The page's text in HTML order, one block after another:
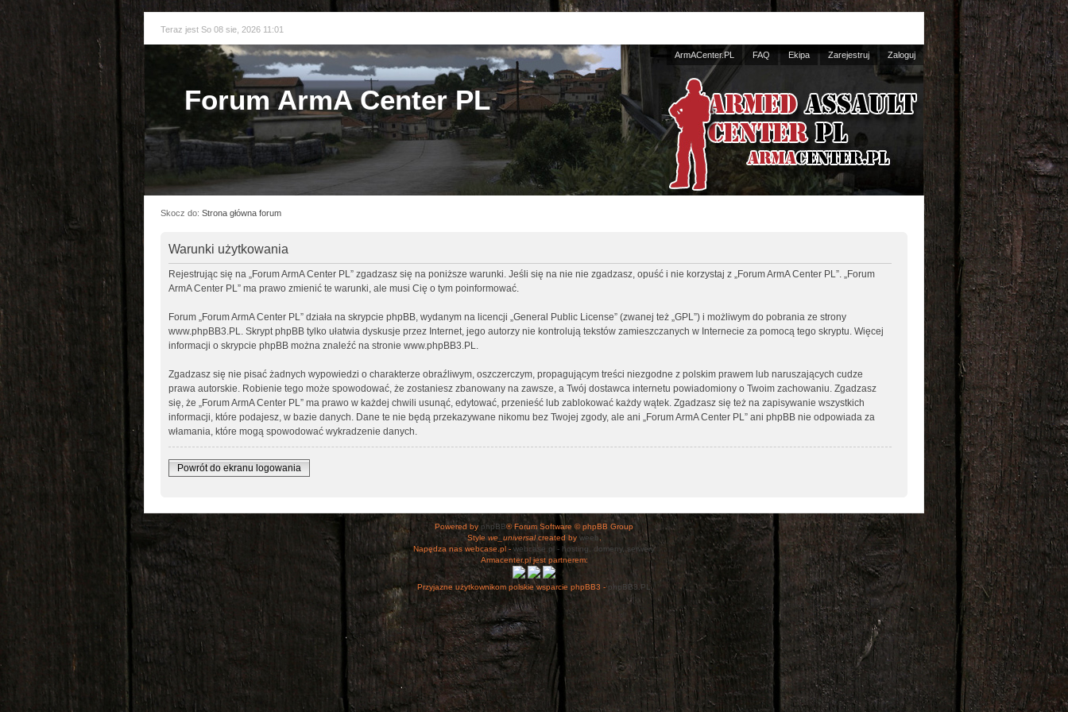
Teraz jest So 08 sie, 2026 11:01
ArmACenter.PL FAQ Ekipa Zarejestruj Zaloguj
Forum ArmA Center PL
Skocz do: Strona główna forum
Warunki użytkowania
Rejestrując się na „Forum ArmA Center PL” zgadzasz się na poniższe warunki. Jeśli się na nie nie zgadzasz, opuść i nie korzystaj z „Forum ArmA Center PL”. „Forum
ArmA Center PL” ma prawo zmienić te warunki, ale musi Cię o tym poinformować.
Forum „Forum ArmA Center PL” działa na skrypcie phpBB, wydanym na licencji „General Public License” (zwanej też „GPL”) i możliwym do pobrania ze strony
www.phpBB3.PL. Skrypt phpBB tylko ułatwia dyskusje przez Internet, jego autorzy nie kontrolują tekstów zamieszczanych w Internecie za pomocą tego skryptu. Więcej
informacji o skrypcie phpBB można znaleźć na stronie www.phpBB3.PL.
Zgadzasz się nie pisać żadnych wypowiedzi o charakterze obraźliwym, oszczerczym, propagującym treści niezgodne z polskim prawem lub naruszających cudze
prawa autorskie. Robienie tego może spowodować, że zostaniesz zbanowany na zawsze, a Twój dostawca internetu powiadomiony o Twoim zachowaniu. Zgadzasz
się, że „Forum ArmA Center PL” ma prawo w każdej chwili usunąć, edytować, przenieść lub zablokować każdy wątek. Zgadzasz się też na zapisywanie wszystkich
informacji, które podajesz, w bazie danych. Dane te nie będą przekazywane nikomu bez Twojej zgody, ale ani „Forum ArmA Center PL” ani phpBB nie odpowiada za
włamania, które mogą spowodować wykradzenie danych.
Powrót do ekranu logowania
Powered by phpBB® Forum Software © phpBB Group
Style we_universalcreated by weeb.
Napędza nas webcase.pl - webcase.pl - hosting, domeny, serwery
Armacenter.pl jest partnerem:
Przyjazne użytkownikom polskie wsparcie phpBB3 -phpBB3.PL